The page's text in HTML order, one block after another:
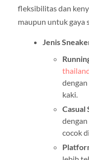
fleksibilitas dan
maupun untuk gaya
Jenis
kaki.
Casual
cocok